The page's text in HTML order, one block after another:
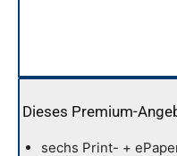
Dieses Premium-
sechs Print- +